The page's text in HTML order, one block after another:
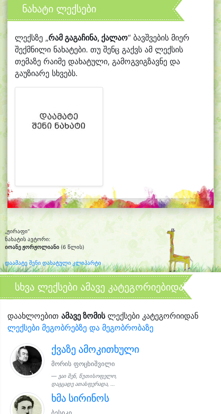
ნახატი ლექსები
ლექსზე „რამ გაგაჩინა, ქალაო“ ბავშვების მიერ
შექმნილი ნახატები. თუ შენც გაქვს ამ ლექსის
თემაზე რაიმე დახატული, გამოგვიგზავნე და
გაუზიარე სხვებს.
„ჟირაფი“
ნახატის ავტორი:
იოანე ჟორჟოლიანი (6 წლის)
დაამატე შენი დახატული კლიპარტი
სხვა ლექსები ამავე კატეგორიებიდან
დაახლოებით ამავე ზომისლექსები კატეგორიიდან
ლექსები მეგობრებზე და მეგობრობაზე
ქვაზე ამოკითხული
მორის ფოცხიშვილი
ვაი შენ, წუთისოფელო,
დაგცადე ათასფერადა, ...
ხმა სირინოს